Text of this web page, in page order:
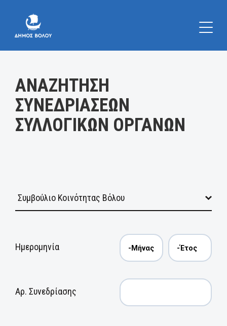
ΑΝΑΖΗΤΗΣΗ
ΣΥΝΕΔΡΙΑΣΕΩΝ
ΣΥΛΛΟΓΙΚΩΝ ΟΡΓΑΝΩΝ
Ημερομηνία
Αρ. Συνεδρίασης